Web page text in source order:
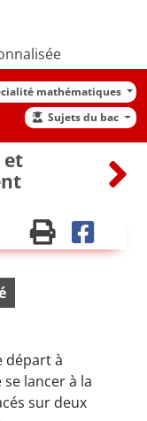
mathématiques
Sujets du bac
et
départ à
lancer à la
sur deux